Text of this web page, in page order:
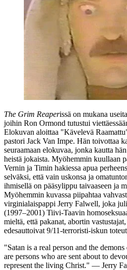
The Grim Reaperissä on mukana
joihin Ron Ormond tutustui
Elokuvan aloittaa "Kävelevä
pastori Jack Van Impe. Hän toivottaa
seuraamaan elokuvaa, jonka kautta
heistä jokaista. Myöhemmin kuullaan
Vernin ja Timin hakiessa apua
selväksi, että vain uskonsa ja
ihmisellä on pääsylippu taivaaseen ja
Myöhemmin kuvassa piipahtaa
virginialaispappi Jerry Falwell, joka
(1997–2001) Tiivi-Taavin
mieltä, että pakanat, abortin
edesauttoivat 9/11-terroristi-iskun
"Satan is a real person and the
are persons who are sent about to
represent the living Christ." — Jerry